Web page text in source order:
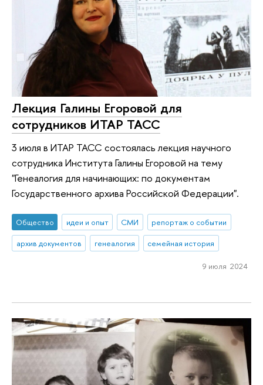
Лекция Галины Егоровой для
сотрудников ИТАР ТАСС
3 июля в ИТАР ТАСС состоялась лекция научного
сотрудника Института Галины Егоровой на тему
"Генеалогия для начинающих: по документам
Государственного архива Российской Федерации".
Общество идеи и опыт СМИ
репортаж о событии
архив документов
генеалогия семейная история
9 июля 2024